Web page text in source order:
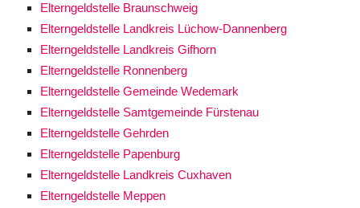
Elterngeldstelle Braunschweig
Elterngeldstelle Landkreis Lüchow-Dannenberg
Elterngeldstelle Landkreis Gifhorn
Elterngeldstelle Ronnenberg
Elterngeldstelle Gemeinde Wedemark
Elterngeldstelle Samtgemeinde Fürstenau
Elterngeldstelle Gehrden
Elterngeldstelle Papenburg
Elterngeldstelle Landkreis Cuxhaven
Elterngeldstelle Meppen